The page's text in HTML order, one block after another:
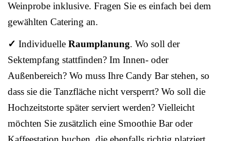
Weinprobe inklusive. Fragen Sie es einfach bei dem
gewählten Catering an.
✓ Individuelle Raumplanung. Wo soll der
Sektempfang stattfinden? Im Innen- oder
Außenbereich? Wo muss Ihre Candy Bar stehen, so
dass sie die Tanzfläche nicht versperrt? Wo soll die
Hochzeitstorte später serviert werden? Vielleicht
möchten Sie zusätzlich eine Smoothie Bar oder